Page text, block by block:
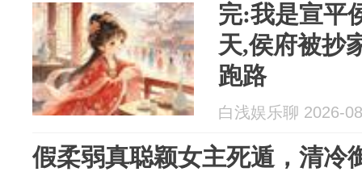
完:我是宣平
天,侯府被抄
跑路
白浅娱乐聊 2026-
假柔弱真聪颖女主死遁，清冷